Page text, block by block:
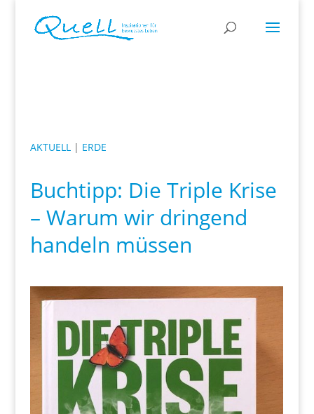
AKTUELL| ERDE
Buchtipp: Die Triple Krise
– Warum wir dringend
handeln müssen